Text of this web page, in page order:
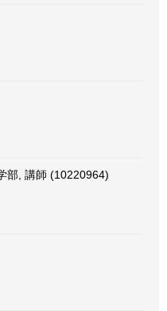
部, 講師 (10220964)